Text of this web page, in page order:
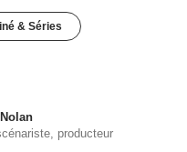
& Séries
producteur